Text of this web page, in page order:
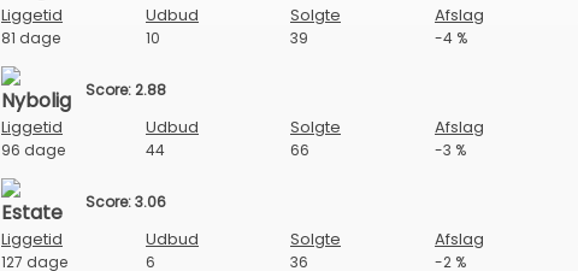
Liggetid Udbud Solgte Afslag
81 dage 10 39 -4 %
Score: 2.88
Liggetid Udbud Solgte Afslag
96 dage 44 66 -3 %
Score: 3.06
Liggetid Udbud Solgte Afslag
127 dage 6 36 -2 %